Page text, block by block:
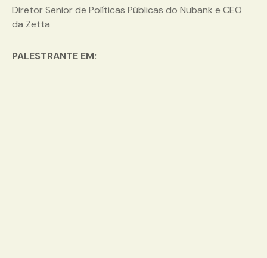
Diretor Senior de Políticas Públicas do Nubank e CEO
da Zetta
PALESTRANTE EM: